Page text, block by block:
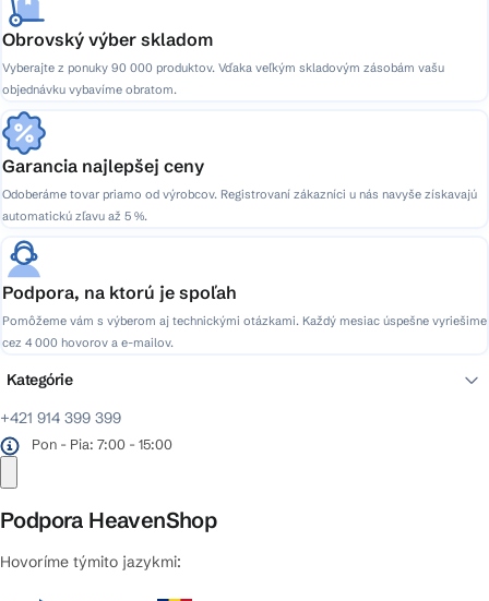
Obrovský výber skladom
Vyberajte z ponuky 90 000 produktov. Vďaka veľkým skladovým zásobám vašu
objednávku vybavíme obratom.
Garancia najlepšej ceny
Odoberáme tovar priamo od výrobcov. Registrovaní zákazníci u nás navyše získavajú
automatickú zľavu až 5 %.
Podpora, na ktorú je spoľah
Pomôžeme vám s výberom aj technickými otázkami. Každý mesiac úspešne vyriešime
cez 4 000 hovorov a e-mailov.
+421 914 399 399
Pon - Pia: 7:00 - 15:00
Podpora HeavenShop
Hovoríme týmito jazykmi:
Kategórie